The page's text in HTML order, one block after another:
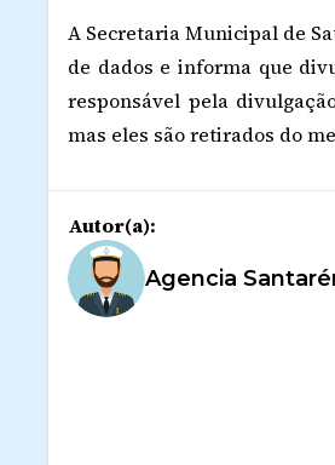
A Secretaria Municipal de
de dados e informa que
responsável pela
mas eles são retirados do
Autor(a):
Agencia